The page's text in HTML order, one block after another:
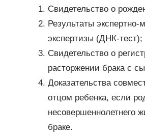
Свидетельство о
Результаты экспертно-
экспертизы (ДНК-тест);
Свидетельство о
расторжении брака с
Доказательства
отцом ребенка, если
несовершеннолетнего
браке.